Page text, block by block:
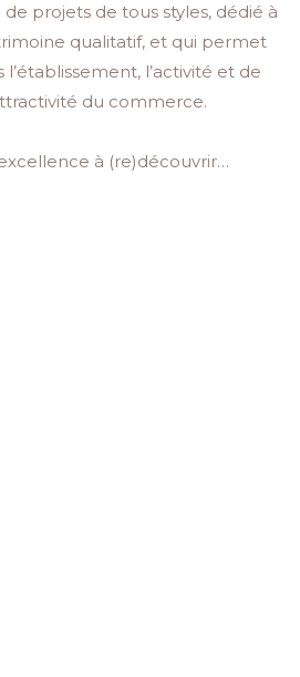
projets de tous styles, dédié à
qualitatif, et qui permet
l’établissement, l’activité et de
du commerce.
à (re)découvrir…